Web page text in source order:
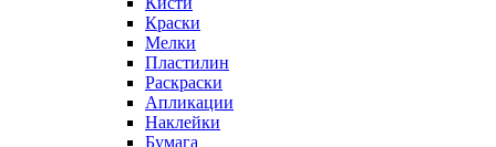
Краски
Мелки
Пластилин
Раскраски
Апликации
Наклейки
Бумага